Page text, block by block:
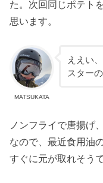
た。次回同じポテト
思います。
MATSUKATA
ええい
スター
ノンフライで唐揚げ
なので、最近食用油
すぐに元が取れそうで